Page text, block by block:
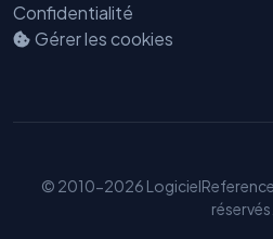
Confidentialité
Gérer les cookies
© 2010-2026
réservés.